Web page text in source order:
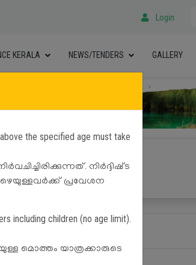
Login
KERALA NEWS/TENDERS GALLERY
Search
the specified age must take
നിർദ്ദിഷ്‌ട
പ്രവേശന
including children (no age limit).
മൊത്തം യാത്രക്കാരുടെ